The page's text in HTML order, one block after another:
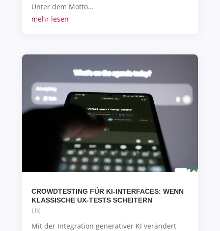
Unter dem Motto...
mehr lesen
CROWDTESTING FÜR KI-INTERFACES: WENN
KLASSISCHE UX-TESTS SCHEITERN
UX
Mit der Integration generativer KI verändert